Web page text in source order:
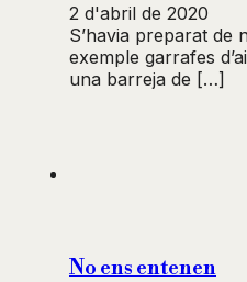
2 d'abril de 2020
S’havia preparat de
exemple garrafes
una barreja de […]
No ens entenen